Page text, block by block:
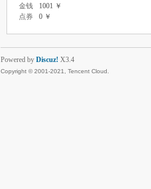
金钱
1001 ￥
点券
0 ￥
Powered by Discuz! X3.4
Copyright © 2001-2021, Tencent Cloud.